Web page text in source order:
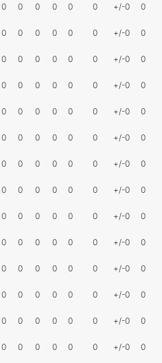
0 0 0 0 0 0 +/-0 0
0 0 0 0 0 0 +/-0 0
0 0 0 0 0 0 +/-0 0
0 0 0 0 0 0 +/-0 0
0 0 0 0 0 0 +/-0 0
0 0 0 0 0 0 +/-0 0
0 0 0 0 0 0 +/-0 0
0 0 0 0 0 0 +/-0 0
0 0 0 0 0 0 +/-0 0
0 0 0 0 0 0 +/-0 0
0 0 0 0 0 0 +/-0 0
0 0 0 0 0 0 +/-0 0
0 0 0 0 0 0 +/-0 0
0 0 0 0 0 0 +/-0 0